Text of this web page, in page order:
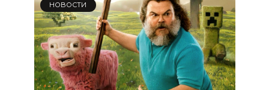
НОВОСТИ